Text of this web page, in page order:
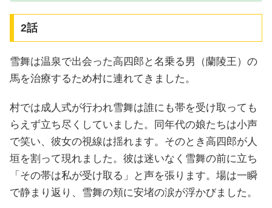
2話
雪舞は温泉で出会った高四郎と名乗る男（蘭陵王）の
馬を治療するため村に連れてきました。
村では成人式が行われ雪舞は誰にも帯を受け取っても
らえず立ち尽くしていました。同年代の娘たちは小声
で笑い、彼女の視線は揺れます。そのとき高四郎が人
垣を割って現れました。彼は迷いなく雪舞の前に立ち
「その帯は私が受け取る」と声を張ります。場は一瞬
で静まり返り、雪舞の頬に安堵の涙が浮かびました。